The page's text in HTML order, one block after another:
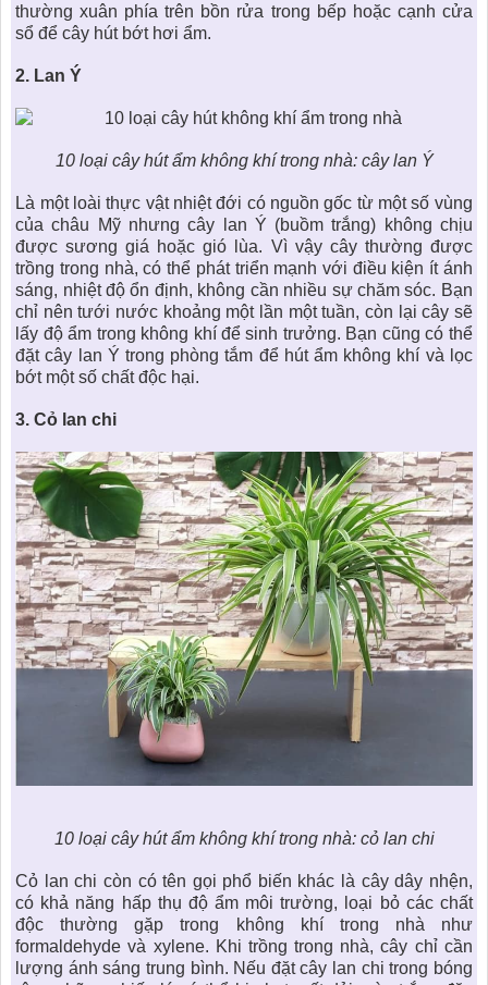
thường xuân phía trên bồn rửa trong bếp hoặc cạnh cửa
sổ để cây hút bớt hơi ẩm.
2. Lan Ý
10 loại cây hút ẩm không khí trong nhà: cây lan Ý
Là một loài thực vật nhiệt đới có nguồn gốc từ một số vùng
của châu Mỹ nhưng cây lan Ý (buồm trắng) không chịu
được sương giá hoặc gió lùa. Vì vậy cây thường được
trồng trong nhà, có thể phát triển mạnh với điều kiện ít ánh
sáng, nhiệt độ ổn định, không cần nhiều sự chăm sóc. Bạn
chỉ nên tưới nước khoảng một lần một tuần, còn lại cây sẽ
lấy độ ẩm trong không khí để sinh trưởng. Bạn cũng có thể
đặt cây lan Ý trong phòng tắm để hút ẩm không khí và lọc
bớt một số chất độc hại.
3.Cỏ lan chi
10 loại cây hút ẩm không khí trong nhà: cỏ lan chi
Cỏ lan chi còn có tên gọi phổ biến khác là cây dây nhện,
có khả năng hấp thụ độ ẩm môi trường, loại bỏ các chất
độc thường gặp trong không khí trong nhà như
formaldehyde và xylene. Khi trồng trong nhà, cây chỉ cần
lượng ánh sáng trung bình. Nếu đặt cây lan chi trong bóng